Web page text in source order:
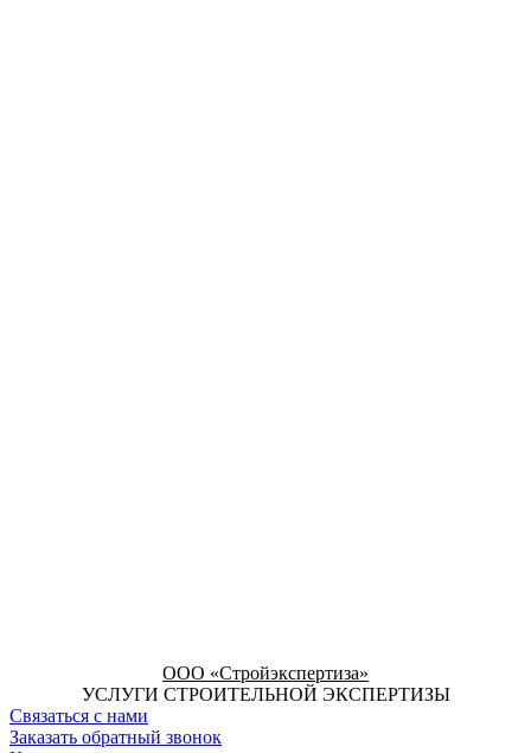
ООО «Стройэкспертиза»
УСЛУГИ СТРОИТЕЛЬНОЙ ЭКСПЕРТИЗЫ
Связаться с нами
Заказать обратный звонок